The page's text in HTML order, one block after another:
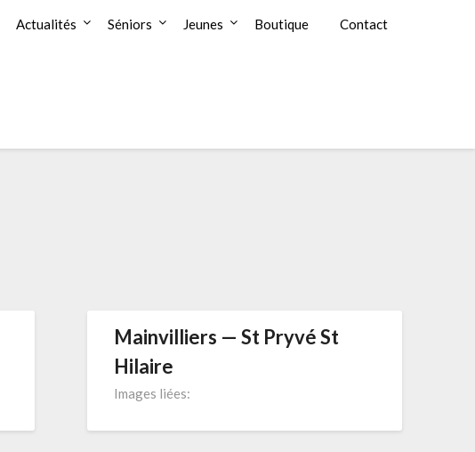
Actualités Séniors Jeunes Boutique Contact
Mainvilliers — St Pryvé St
Hilaire
Images liées: